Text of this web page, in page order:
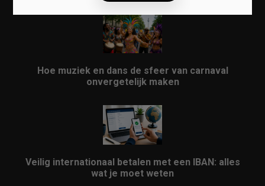
Hoe muziek en dans de sfeer van carnaval
onvergetelijk maken
Veilig internationaal betalen met een IBAN: alles
wat je moet weten